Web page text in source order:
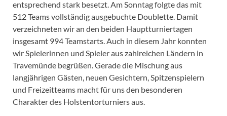
entsprechend stark besetzt. Am Sonntag folgte das mit
512 Teams vollständig ausgebuchte Doublette. Damit
verzeichneten wir an den beiden Hauptturniertagen
insgesamt 994 Teamstarts. Auch in diesem Jahr konnten
wir Spielerinnen und Spieler aus zahlreichen Ländern in
Travemünde begrüßen. Gerade die Mischung aus
langjährigen Gästen, neuen Gesichtern, Spitzenspielern
und Freizeitteams macht für uns den besonderen
Charakter des Holstentorturniers aus.